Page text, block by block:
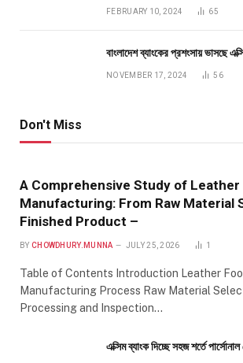
FEBRUARY 10, 2024 65
বাংলাদেশ ব্যাংকের প্রশংসায় ভাসছে
NOVEMBER 17, 2024 56
Don't Miss
A Comprehensive Study of Leather
Manufacturing: From Raw Material
Finished Product –
BY CHOWDHURY.MUNNA JULY 25, 2026 1
Table of Contents Introduction Leather
Manufacturing Process Raw Material
Processing and Inspection…
এক্সিম ব্যাংক দিচ্ছে সহজ শর্তে